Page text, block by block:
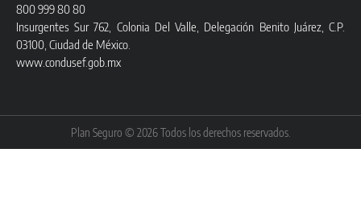
800 999 80 80
Insurgentes Sur 762, Colonia Del Valle, Delegación Benito Juárez, C.P.
03100, Ciudad de México.
www.condusef.gob.mx
Plan Seguro © 2026 Todos los derechos reservados.